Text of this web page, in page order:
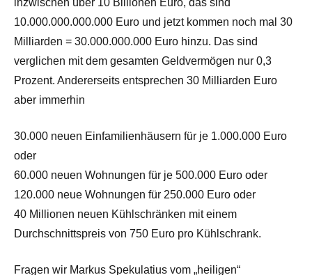
inzwischen über 10 Billionen Euro, das sind
10.000.000.000.000 Euro und jetzt kommen noch mal 30
Milliarden = 30.000.000.000 Euro hinzu. Das sind
verglichen mit dem gesamten Geldvermögen nur 0,3
Prozent. Andererseits entsprechen 30 Milliarden Euro
aber immerhin
30.000 neuen Einfamilienhäusern für je 1.000.000 Euro
oder
60.000 neuen Wohnungen für je 500.000 Euro oder
120.000 neue Wohnungen für 250.000 Euro oder
40 Millionen neuen Kühlschränken mit einem
Durchschnittspreis von 750 Euro pro Kühlschrank.
Fragen wir Markus Spekulatius vom „heiligen“